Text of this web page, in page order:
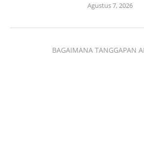
Agustus 7, 2026
BAGAIMANA TANGGAPAN